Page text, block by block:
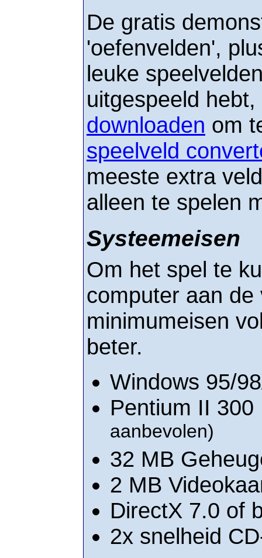
De gratis
'oefenvelden',
leuke
uitgespeeld
downloaden om
speelveld
meeste extra
alleen te spelen
Systeemeisen
Om het spel te
computer aan de
minimumeisen
beter.
Windows 95/
Pentium II
aanbevolen)
32 MB
2 MB
DirectX 7.0 of
2x snelheid